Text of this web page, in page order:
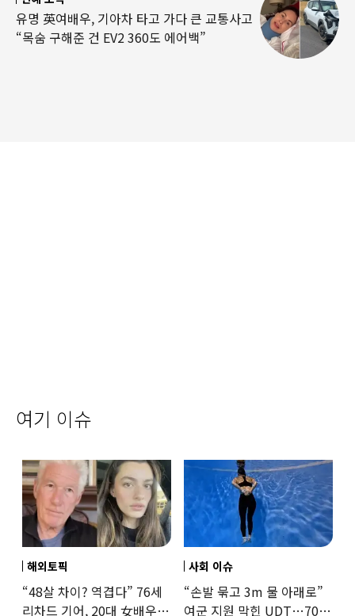
유명 英여배우, 기아차 타고 가다 큰 교통사고
“목숨 구해준 건 EV2 360도 에어백”
여기 이슈
해외토픽
“48살 차이? 역겹다” 76세
리차드 기어, 20대 女배우와
사회 이슈
“손발 묶고 3m 물 아래로”
여군 지원 막힌 UDT…707